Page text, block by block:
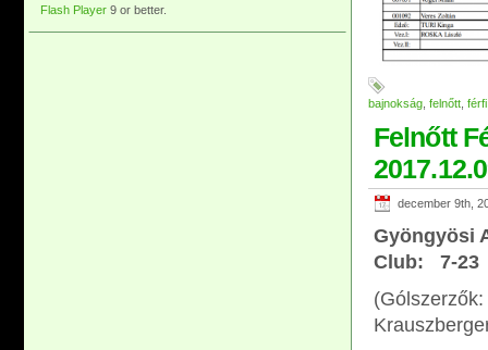
bajnokság felnőtt férfi
Felnőtt
december 9th,
Gyöngyösi
Club: 7-23
Flash Player 9 or better.